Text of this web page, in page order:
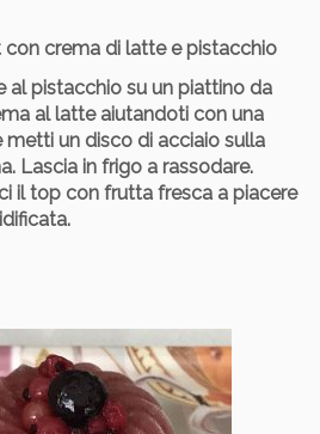
con crema di latte e pistacchio
al pistacchio su un piattino da
al latte aiutandoti con una
un disco di acciaio sulla
Lascia in frigo a rassodare.
il top con frutta fresca a piacere